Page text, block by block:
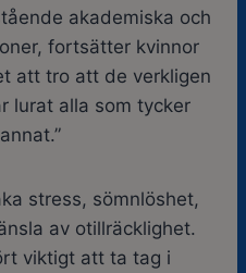
akademiska och
fortsätter kvinnor
att tro att de verkligen
lurat alla som tycker
stress, sömnlöshet,
av otillräcklighet.
viktigt att ta tag i